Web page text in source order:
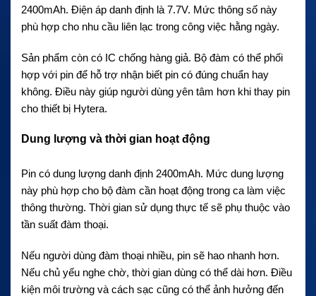
2400mAh. Điện áp danh định là 7.7V. Mức thông số này
phù hợp cho nhu cầu liên lạc trong công việc hằng ngày.
Sản phẩm còn có IC chống hàng giả. Bộ đàm có thể phối
hợp với pin để hỗ trợ nhận biết pin có đúng chuẩn hay
không. Điều này giúp người dùng yên tâm hơn khi thay pin
cho thiết bị Hytera.
Dung lượng và thời gian hoạt động
Pin có dung lượng danh định 2400mAh. Mức dung lượng
này phù hợp cho bộ đàm cần hoạt động trong ca làm việc
thông thường. Thời gian sử dụng thực tế sẽ phụ thuộc vào
tần suất đàm thoại.
Nếu người dùng đàm thoại nhiều, pin sẽ hao nhanh hơn.
Nếu chủ yếu nghe chờ, thời gian dùng có thể dài hơn. Điều
kiện môi trường và cách sạc cũng có thể ảnh hưởng đến